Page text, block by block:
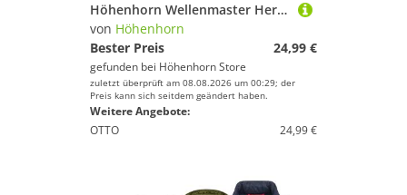
Höhenhorn Wellenmaster Herren Badehose Schnelltrocknend Badeshort Schwimmhose S Blau
von Höhenhorn
Bester Preis
24,99 €
gefunden bei Höhenhorn Store
zuletzt überprüft am 08.08.2026 um 00:29; der
Preis kann sich seitdem geändert haben.
Weitere Angebote:
OTTO
24,99 €